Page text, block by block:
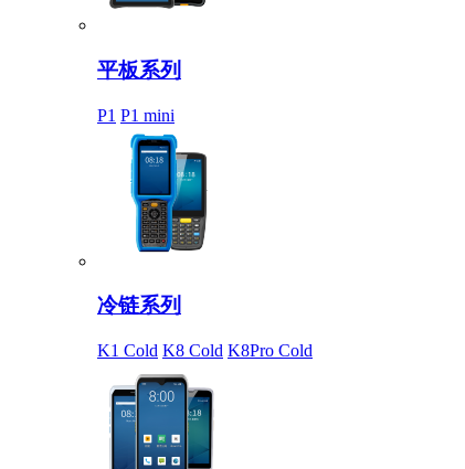
平板系列
P1 P1 mini
冷链系列
K1 Cold K8 Cold K8Pro Cold